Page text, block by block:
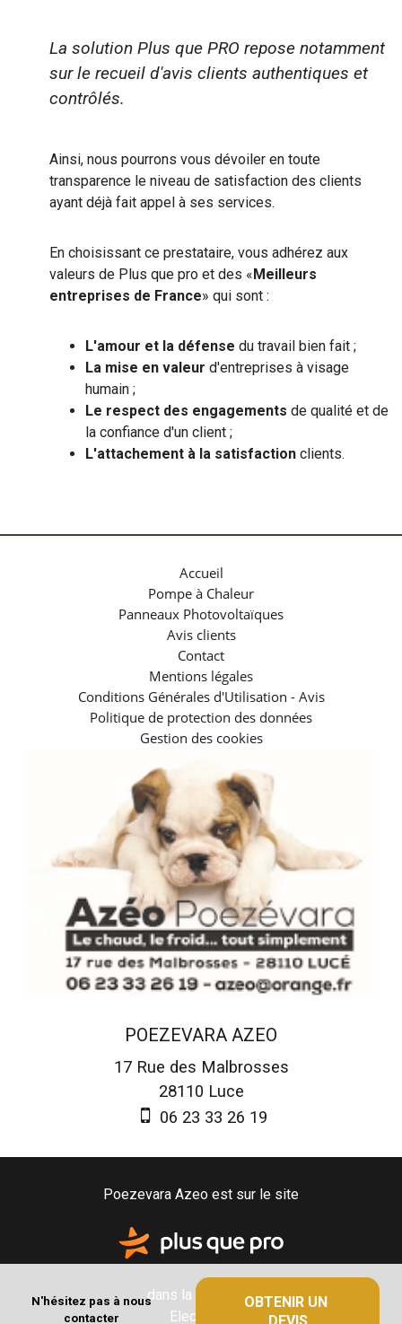
N'hésitez pas à nous
contacter
OBTENIR UN
La solution Plus que PRO repose notamment
sur le recueil d'avis clients authentiques et
contrôlés.
Ainsi, nous pourrons vous dévoiler en toute
transparence le niveau de satisfaction des clients
ayant déjà fait appel à ses services.
En choisissant ce prestataire, vous adhérez aux
valeurs de Plus que pro et des «Meilleurs
entreprises de France» qui sont :
L'amour et la défense du travail bien fait ;
La mise en valeur d'entreprises à visage
humain ;
Le respect des engagements de qualité et de
la confiance d'un client ;
L'attachement à la satisfaction clients.
Accueil
Pompe à Chaleur
Panneaux Photovoltaïques
Avis clients
Contact
Mentions légales
Conditions Générales d'Utilisation - Avis
Politique de protection des données
Gestion des cookies
POEZEVARA AZEO
17 Rue des Malbrosses
28110 Luce
06 23 33 26 19
Poezevara Azeo est sur le site
dans la catégorie
Electricité